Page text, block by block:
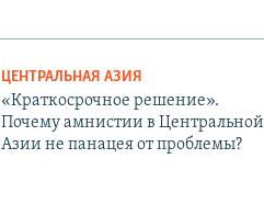
ЦЕНТРАЛЬНАЯ АЗИЯ
«Краткосрочное решение».
Почему амнистии в Центральной
Азии не панацея от проблемы?